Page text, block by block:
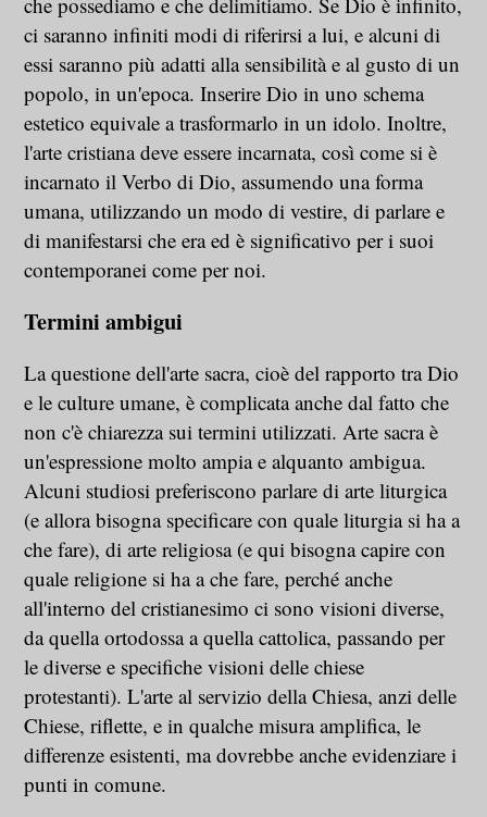
ci saranno infiniti modi di riferirsi a lui, e alcuni di
essi saranno più adatti alla sensibilità e al gusto di un
popolo, in un'epoca. Inserire Dio in uno schema
estetico equivale a trasformarlo in un idolo. Inoltre,
l'arte cristiana deve essere incarnata, così come si è
incarnato il Verbo di Dio, assumendo una forma
umana, utilizzando un modo di vestire, di parlare e
di manifestarsi che era ed è significativo per i suoi
contemporanei come per noi.
Termini ambigui
La questione dell'arte sacra, cioè del rapporto tra Dio
e le culture umane, è complicata anche dal fatto che
non c'è chiarezza sui termini utilizzati. Arte sacra è
un'espressione molto ampia e alquanto ambigua.
Alcuni studiosi preferiscono parlare di arte liturgica
(e allora bisogna specificare con quale liturgia si ha a
che fare), di arte religiosa (e qui bisogna capire con
quale religione si ha a che fare, perché anche
all'interno del cristianesimo ci sono visioni diverse,
da quella ortodossa a quella cattolica, passando per
le diverse e specifiche visioni delle chiese
protestanti). L'arte al servizio della Chiesa, anzi delle
Chiese, riflette, e in qualche misura amplifica, le
differenze esistenti, ma dovrebbe anche evidenziare i
punti in comune.